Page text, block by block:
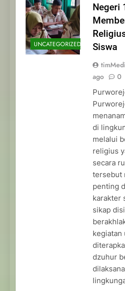
UNCATEGORIZED
Negeri
Siswa
ago
0
di
melalui
religius
secara
tersebut
penting
karakter
sikap
kegiatan
dzuhur